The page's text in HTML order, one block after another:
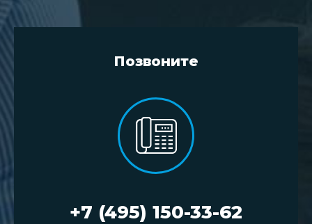
Позвоните
+7 (495) 150-33-62